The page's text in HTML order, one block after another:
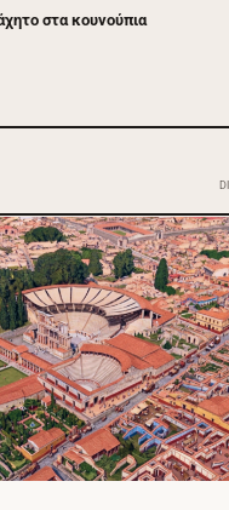
στα κουνούπια